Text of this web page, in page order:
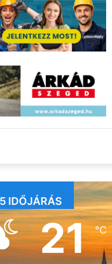
IDŐJÁRÁS
21℃